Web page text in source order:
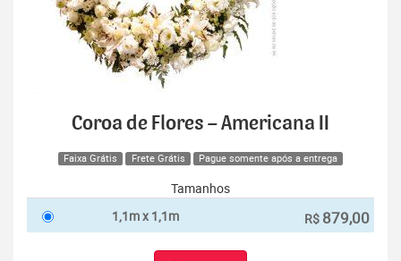
Coroa de Flores – Americana II
Faixa Grátis Frete Grátis Pague somente após a entrega
Tamanhos
1,1m x 1,1m
R$ 879,00